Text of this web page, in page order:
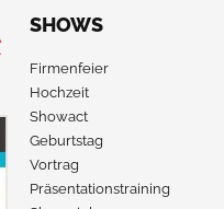
SHOWS
Firmenfeier
Hochzeit
Showact
Geburtstag
Vortrag
Präsentationstraining